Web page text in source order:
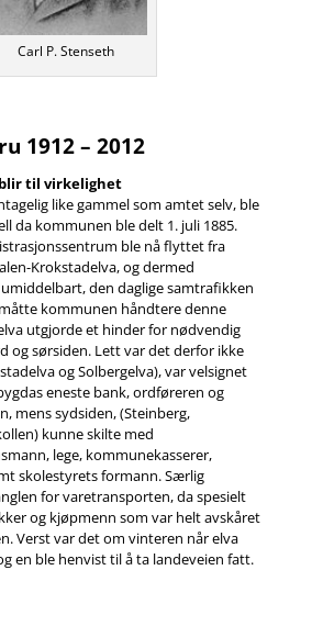
Carl P. Stenseth
1912 – 2012
til virkelighet
like gammel som amtet selv, ble
da kommunen ble delt 1. juli 1885.
ble nå flyttet fra
Krokstadelva, og dermed
den daglige samtrafikken
kommunen håndtere denne
utgjorde et hinder for nødvendig
og sørsiden. Lett var det derfor ikke
og Solbergelva), var velsignet
eneste bank, ordføreren og
mens sydsiden, (Steinberg,
kunne skilte med
lege, kommunekasserer,
skolestyrets formann. Særlig
for varetransporten, da spesielt
og kjøpmenn som var helt avskåret
Verst var det om vinteren når elva
en ble henvist til å ta landeveien fatt.